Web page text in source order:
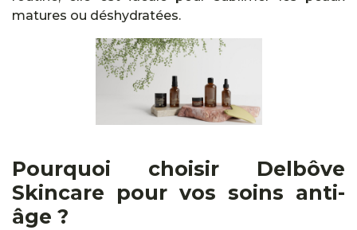
matures ou déshydratées.
Pourquoi choisir Delbôve
Skincare pour vos soins anti-
âge ?